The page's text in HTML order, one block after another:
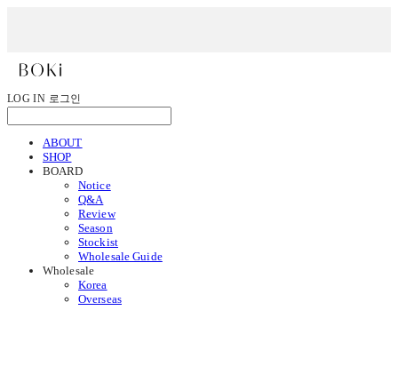
LOG IN 로그인
ABOUT
SHOP
BOARD
Notice
Q&A
Review
Season
Stockist
Wholesale Guide
Wholesale
Korea
Overseas